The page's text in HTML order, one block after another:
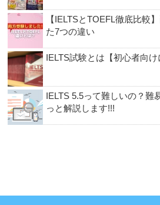
【IELTSとTOEFL徹底比較
た7つの違い
IELTS試験とは【初心者向け
IELTS 5.5って難しいの？難
っと解説します!!!